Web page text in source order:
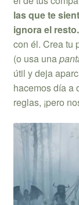
las que te
ignora el resto.
con él. Crea tu
(o usa una
útil y deja
hacemos día a
reglas, ¡pero